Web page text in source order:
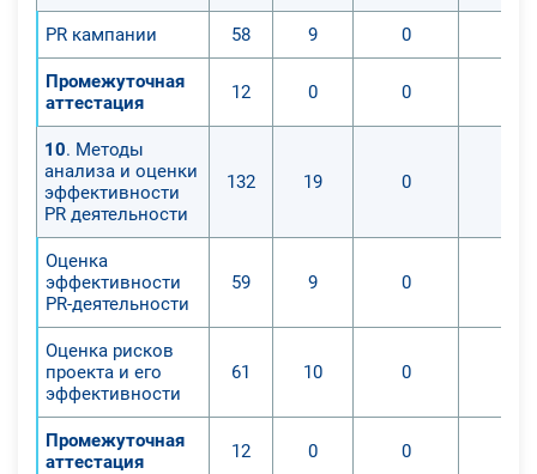
PR кампании 58 9 0
Промежуточная
аттестация
12 0 0
10. Методы
анализа и оценки
эффективности
PR деятельности
132 19 0
Оценка
эффективности
PR-деятельности
59 9 0
Оценка рисков
проекта и его
эффективности
61 10 0
Промежуточная
аттестация
12 0 0